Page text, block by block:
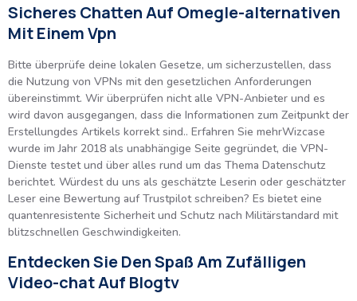
Sicheres Chatten Auf Omegle-alternativen
Mit Einem Vpn
Bitte überprüfe deine lokalen Gesetze, um sicherzustellen, dass
die Nutzung von VPNs mit den gesetzlichen Anforderungen
übereinstimmt. Wir überprüfen nicht alle VPN-Anbieter und es
wird davon ausgegangen, dass die Informationen zum Zeitpunkt der
Erstellungdes Artikels korrekt sind.. Erfahren Sie mehrWizcase
wurde im Jahr 2018 als unabhängige Seite gegründet, die VPN-
Dienste testet und über alles rund um das Thema Datenschutz
berichtet. Würdest du uns als geschätzte Leserin oder geschätzter
Leser eine Bewertung auf Trustpilot schreiben? Es bietet eine
quantenresistente Sicherheit und Schutz nach Militärstandard mit
blitzschnellen Geschwindigkeiten.
Entdecken Sie Den Spaß Am Zufälligen
Video-chat Auf Blogtv